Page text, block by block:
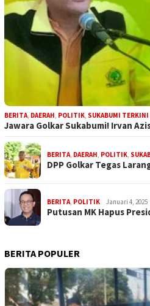
BERITA, DAERAH, POLITIK, SUKABUMI TERKINI
Jawara Golkar Sukabumi! Irvan
BERITA, DAERAH, POLITIK,
DPP Golkar Tegas
BERITA, POLITIK Januari 4, 2025
Putusan MK Hapus
BERITA POPULER